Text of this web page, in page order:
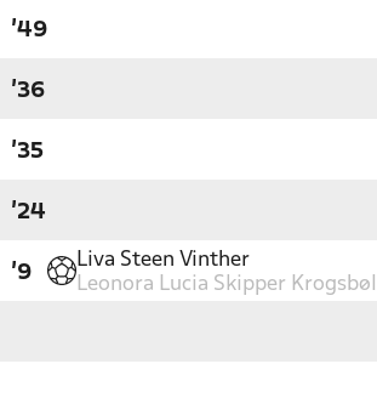
'49
'36
'35
'24
'9
Liva Steen Vinther
Leonora Lucia Skipper Krogsbøll